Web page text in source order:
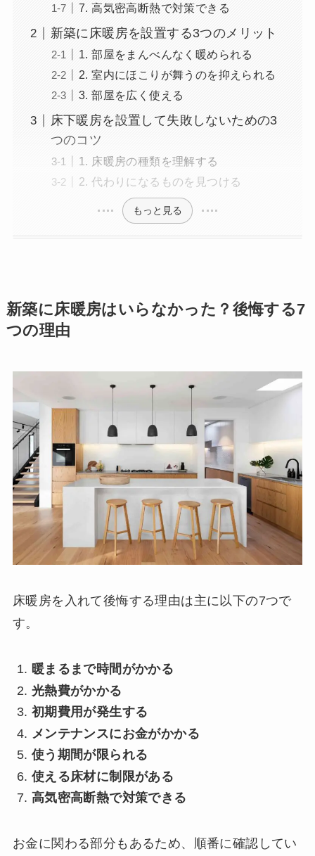
7. 高気密高断熱で対策できる
新築に床暖房を設置する3つのメリット
1. 部屋をまんべんなく暖められる
2. 室内にほこりが舞うのを抑えられる
3. 部屋を広く使える
床下暖房を設置して失敗しないための3
つのコツ
1. 床暖房の種類を理解する
2. 代わりになるものを見つける
もっと見る
新築に床暖房はいらなかった？後悔する7
つの理由
床暖房を入れて後悔する理由は主に以下の7つで
す。
暖まるまで時間がかかる
光熱費がかかる
初期費用が発生する
メンテナンスにお金がかかる
使う期間が限られる
使える床材に制限がある
高気密高断熱で対策できる
お金に関わる部分もあるため、順番に確認してい